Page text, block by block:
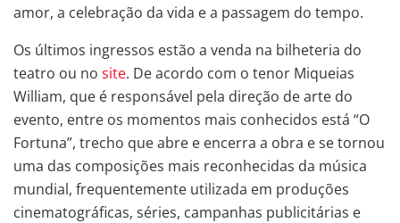
amor, a celebração da vida e a passagem do tempo.
Os últimos ingressos estão a venda na bilheteria do
teatro ou no site. De acordo com o tenor Miqueias
William, que é responsável pela direção de arte do
evento, entre os momentos mais conhecidos está “O
Fortuna”, trecho que abre e encerra a obra e se tornou
uma das composições mais reconhecidas da música
mundial, frequentemente utilizada em produções
cinematográficas, séries, campanhas publicitárias e